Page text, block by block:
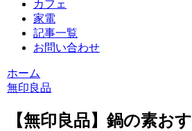
カフェ
家電
記事一覧
お問い合わせ
ホーム
無印良品
【無印良品】鍋の素おす